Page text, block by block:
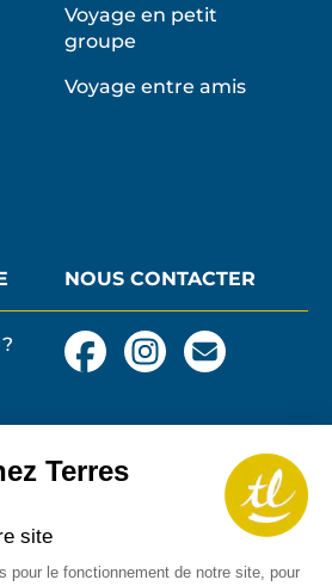
Terres
site
pour le fonctionnement de notre site, pour
Voyage en petit
groupe
Voyage entre amis
NOUS CONTACTER
FacebookInstagram
Nous
contacter
email
de